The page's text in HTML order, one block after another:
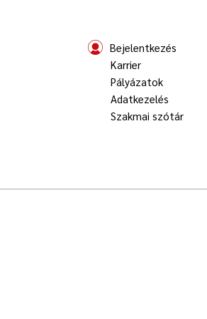
Bejelentkezés
Karrier
Pályázatok
Adatkezelés
Szakmai szótár